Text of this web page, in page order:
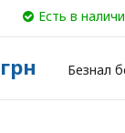
Есть в
Безнал